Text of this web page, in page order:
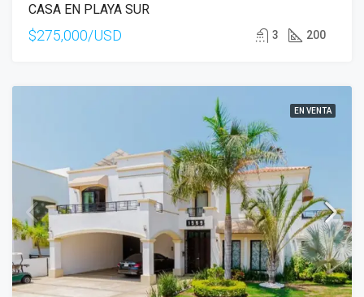
CASA EN PLAYA SUR
$275,000/USD 3 200
EN VENTA